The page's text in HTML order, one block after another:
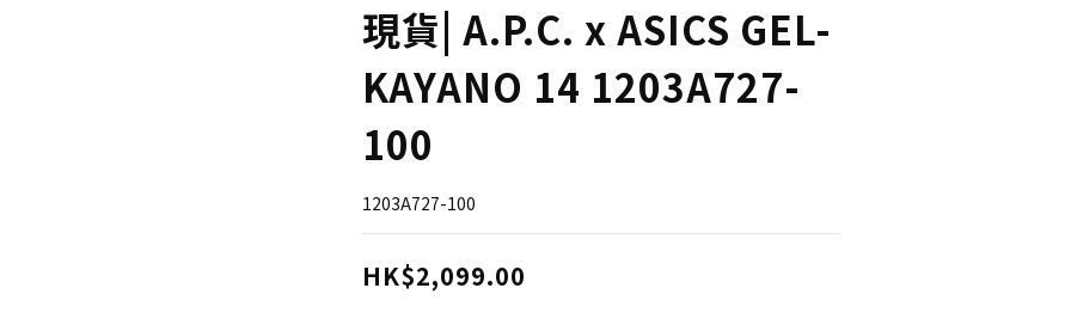
現貨| A.P.C. x ASICS GEL-
KAYANO 14 1203A727-
100
1203A727-100
HK$2,099.00